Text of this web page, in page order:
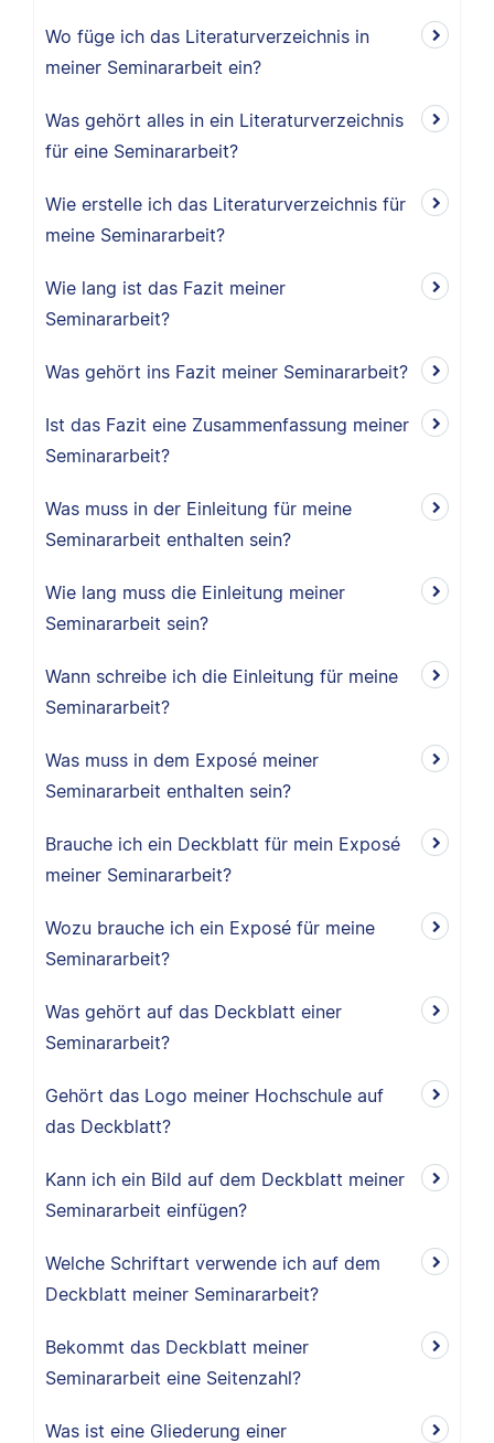
Wo füge ich das Literaturverzeichnis in
meiner Seminararbeit ein?
Was gehört alles in ein Literaturverzeichnis
für eine Seminararbeit?
Wie erstelle ich das Literaturverzeichnis für
meine Seminararbeit?
Wie lang ist das Fazit meiner
Seminararbeit?
Was gehört ins Fazit meiner Seminararbeit?
Ist das Fazit eine Zusammenfassung meiner
Seminararbeit?
Was muss in der Einleitung für meine
Seminararbeit enthalten sein?
Wie lang muss die Einleitung meiner
Seminararbeit sein?
Wann schreibe ich die Einleitung für meine
Seminararbeit?
Was muss in dem Exposé meiner
Seminararbeit enthalten sein?
Brauche ich ein Deckblatt für mein Exposé
meiner Seminararbeit?
Wozu brauche ich ein Exposé für meine
Seminararbeit?
Was gehört auf das Deckblatt einer
Seminararbeit?
Gehört das Logo meiner Hochschule auf
das Deckblatt?
Kann ich ein Bild auf dem Deckblatt meiner
Seminararbeit einfügen?
Welche Schriftart verwende ich auf dem
Deckblatt meiner Seminararbeit?
Bekommt das Deckblatt meiner
Seminararbeit eine Seitenzahl?
Was ist eine Gliederung einer